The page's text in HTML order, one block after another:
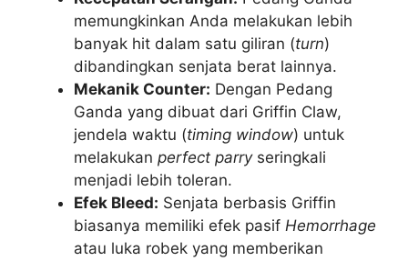
memungkinkan Anda melakukan lebih
banyak hit dalam satu giliran (turn)
dibandingkan senjata berat lainnya.
Mekanik Counter: Dengan Pedang
Ganda yang dibuat dari Griffin Claw,
jendela waktu (timing window) untuk
melakukan perfect parryseringkali
menjadi lebih toleran.
Efek Bleed: Senjata berbasis Griffin
biasanya memiliki efek pasif Hemorrhage
atau luka robek yang memberikan